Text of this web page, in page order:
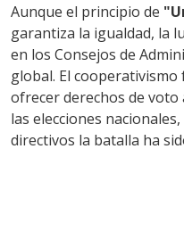
Aunque el principio de
garantiza la igualdad, la
en los Consejos de
global. El
ofrecer derechos de voto
las elecciones
directivos la batalla ha